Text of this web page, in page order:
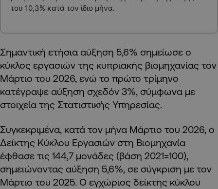
του 10,3% κατά τον ίδιο μήνα.
Σημαντική ετήσια αύξηση 5,6% σημείωσε ο
κύκλος εργασιών της κυπριακής βιομηχανίας τον
Μάρτιο του 2026, ενώ το πρώτο τρίμηνο
κατέγραψε αύξηση σχεδόν 3%, σύμφωνα με
στοιχεία της Στατιστικής Υπηρεσίας.
Συγκεκριμένα, κατά τον μήνα Μάρτιο του 2026, ο
Δείκτης Κύκλου Εργασιών στη Βιομηχανία
έφθασε τις 144,7 μονάδες (βάση 2021=100),
σημειώνοντας αύξηση 5,6%, σε σύγκριση με τον
Μάρτιο του 2025. Ο εγχώριος δείκτης κύκλου